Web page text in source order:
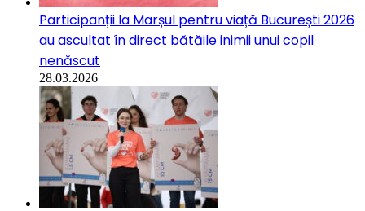
Participanții la Marșul pentru viață București 2026
au ascultat în direct bătăile inimii unui copil
nenăscut
28.03.2026